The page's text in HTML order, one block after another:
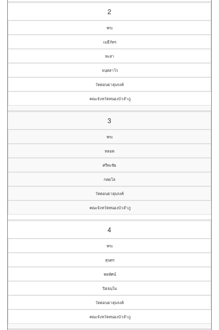
2
พระ
เมธีภัทร
ทะสา
จนฺทสาโร
วัดดอนธาตุนรงค์
คณะจังหวัดหนองบัวลำภู
3
พระ
หลอด
ศรีทะชัย
กตผโล
วัดดอนธาตุนรงค์
คณะจังหวัดหนองบัวลำภู
4
พระ
สุนทร
พลทัศน์
ปิยธมฺโม
วัดดอนธาตุนรงค์
คณะจังหวัดหนองบัวลำภู